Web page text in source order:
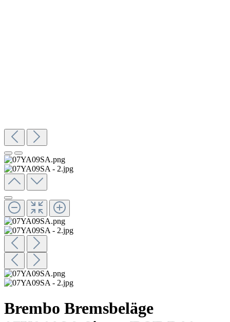
Brembo Bremsbeläge